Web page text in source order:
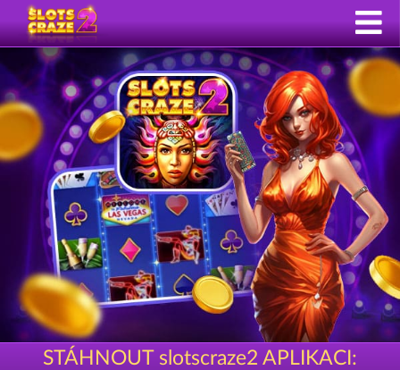
STÁHNOUT slotscraze2 APLIKACI: